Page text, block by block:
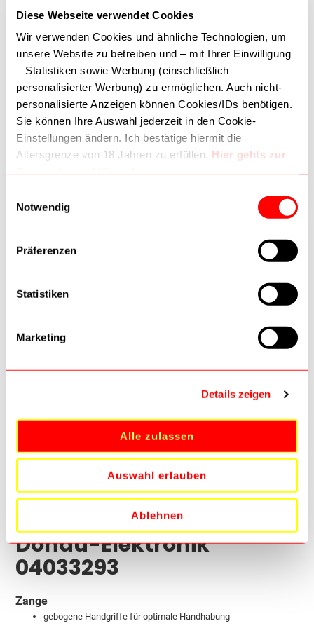
Diese Webseite verwendet Cookies
Wir verwenden Cookies und ähnliche Technologien, um
unsere Website zu betreiben und – mit Ihrer Einwilligung
– Statistiken sowie Werbung (einschließlich
personalisierter Werbung) zu ermöglichen. Auch nicht-
personalisierte Anzeigen können Cookies/IDs benötigen.
Sie können Ihre Auswahl jederzeit in den Cookie-
Einstellungen ändern. Ich bestätige hiermit die
Altersgrenze von 18 Jahren zu erfüllen. Hier gehts zur
Google Daten nutzt:
Wie Google Informationen von Websites/Apps nutzt
Verantwortungsvoller Umgang mit Geschäftsdaten
Notwendig
Präferenzen
Statistiken
Marketing
Details zeigen
Alle zulassen
Auswahl erlauben
Ablehnen
Achtung! Jedes Produkt ist bestellbar, einige Produkte sind jedoch
nicht im Geschäftslokal lagernd - bei dringenden Bestellungen
bitten wir um Anfrage, um eine rasche Abholung zu gewährleisten!
TELEFON:01 587 7434
ÖFFNUNGSZEITEN:
Samstag: 09:30-18:00
AKZEPTIERTE ZAHLUNGSMETHODEN
Flachzange 120MM
Donau-Elektronik
04033293
Zange
gebogene Handgriffe für optimale Handhabung